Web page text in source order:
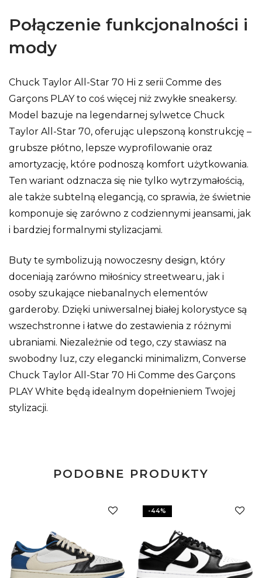
Połączenie funkcjonalności i
mody
Chuck Taylor All-Star 70 Hi z serii Comme des
Garçons PLAY to coś więcej niż zwykłe sneakersy.
Model bazuje na legendarnej sylwetce Chuck
Taylor All-Star 70, oferując ulepszoną konstrukcję –
grubsze płótno, lepsze wyprofilowanie oraz
amortyzację, które podnoszą komfort użytkowania.
Ten wariant odznacza się nie tylko wytrzymałością,
ale także subtelną elegancją, co sprawia, że świetnie
komponuje się zarówno z codziennymi jeansami, jak
i bardziej formalnymi stylizacjami.
Buty te symbolizują nowoczesny design, który
doceniają zarówno miłośnicy streetwearu, jak i
osoby szukające niebanalnych elementów
garderoby. Dzięki uniwersalnej białej kolorystyce są
wszechstronne i łatwe do zestawienia z różnymi
ubraniami. Niezależnie od tego, czy stawiasz na
swobodny luz, czy elegancki minimalizm, Converse
Chuck Taylor All-Star 70 Hi Comme des Garçons
PLAY White będą idealnym dopełnieniem Twojej
stylizacji.
PODOBNE PRODUKTY
-44%